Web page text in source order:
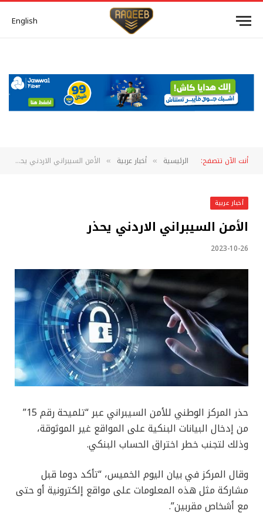
English
أنت الآن تتصفح: الرئيسية » أخبار عربية » الأمن السيبراني الاردني يحذر
أخبار عربية
الأمن السيبراني الاردني يحذر
2023-10-26
حذر المركز الوطني للأمن السيبراني عبر “تلميحة رقم 15”
من إدخال البيانات البنكية على المواقع غير الموثوقة،
وذلك لتجنب خطر اختراق الحساب البنكي.
وقال المركز في بيان اليوم الخميس، “تأكد دوما قبل
مشاركة مثل هذه المعلومات على مواقع إلكترونية أو حتى
مع أشخاص مقربين”.